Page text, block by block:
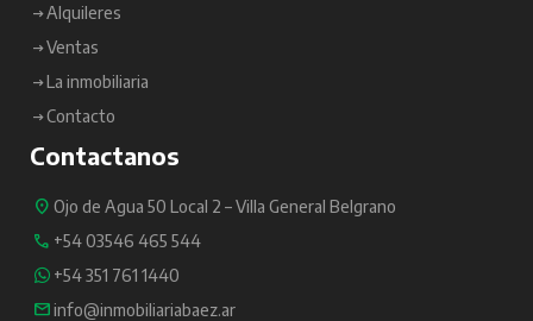
Alquileres
Ventas
La inmobiliaria
Contacto
Contactanos
Ojo de Agua 50 Local 2 – Villa General Belgrano
+54 03546 465 544
+54 351 761 1440
info@inmobiliariabaez.ar